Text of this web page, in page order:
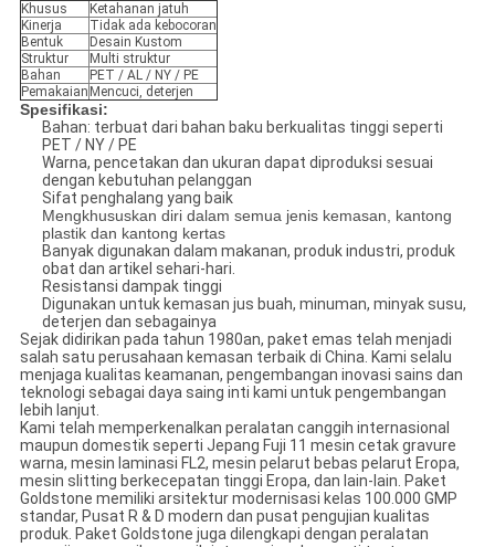
Khusus
Ketahanan jatuh
Kinerja
Tidak ada kebocoran
Bentuk
Desain Kustom
Struktur
Multi struktur
Bahan
PET / AL / NY / PE
Pemakaian Mencuci, deterjen
Spesifikasi:
Bahan: terbuat dari bahan baku berkualitas tinggi seperti
PET / NY / PE
Warna, pencetakan dan ukuran dapat diproduksi sesuai
dengan kebutuhan pelanggan
Sifat penghalang yang baik
Mengkhususkan diri dalam semua jenis kemasan, kantong
plastik dan kantong kertas
Banyak digunakan dalam makanan, produk industri, produk
obat dan artikel sehari-hari.
Resistansi dampak tinggi
Digunakan untuk kemasan jus buah, minuman, minyak susu,
deterjen dan sebagainya
Sejak didirikan pada tahun 1980an, paket emas telah menjadi
salah satu perusahaan kemasan terbaik di China. Kami selalu
menjaga kualitas keamanan, pengembangan inovasi sains dan
teknologi sebagai daya saing inti kami untuk pengembangan
lebih lanjut.
Kami telah memperkenalkan peralatan canggih internasional
maupun domestik seperti Jepang Fuji 11 mesin cetak gravure
warna, mesin laminasi FL2, mesin pelarut bebas pelarut Eropa,
mesin slitting berkecepatan tinggi Eropa, dan lain-lain. Paket
Goldstone memiliki arsitektur modernisasi kelas 100.000 GMP
standar, Pusat R & D modern dan pusat pengujian kualitas
produk. Paket Goldstone juga dilengkapi dengan peralatan